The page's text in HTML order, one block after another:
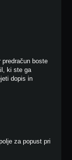
boste
ki ste ga
dopis in
za popust pri